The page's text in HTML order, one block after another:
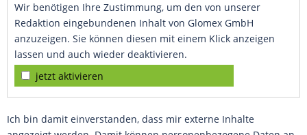
Wir benötigen Ihre Zustimmung, um den von unserer
Redaktion eingebundenen Inhalt von Glomex GmbH
anzuzeigen. Sie können diesen mit einem Klick anzeigen
lassen und auch wieder deaktivieren.
jetzt aktivieren
Ich bin damit einverstanden, dass mir externe Inhalte